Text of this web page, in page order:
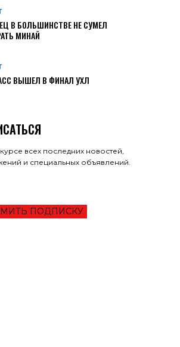
В БОЛЬШИНСТВЕ НЕ СУМЕЛ
МИНАЙ
ВЫШЕЛ В ФИНАЛ УХЛ
курсе всех последних новостей,
и специальных объявлений.
ПОДПИСКУ